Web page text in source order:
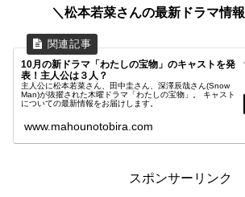
＼松本若菜さんの最新ドラマ情
10月の新ドラマ「わたしの宝物」のキャストを発
表！主人公は３人？
主人公に松本若菜さん、田中圭さん、深澤辰哉さん(Snow
Man)が抜擢された木曜ドラマ「わたしの宝物」。 キャスト
についての最新情報をお届けします。
www.mahounotobira.com
スポンサーリンク